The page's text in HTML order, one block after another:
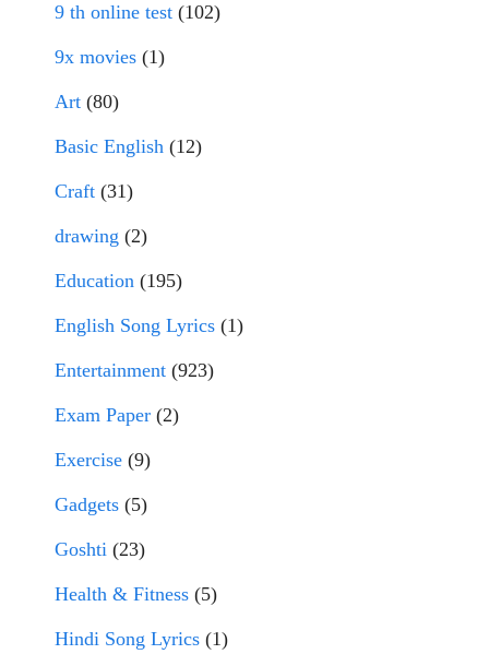
9 th online test (102)
9x movies (1)
Art (80)
Basic English (12)
Craft (31)
drawing (2)
Education (195)
English Song Lyrics (1)
Entertainment (923)
Exam Paper (2)
Exercise (9)
Gadgets (5)
Goshti (23)
Health & Fitness (5)
Hindi Song Lyrics (1)